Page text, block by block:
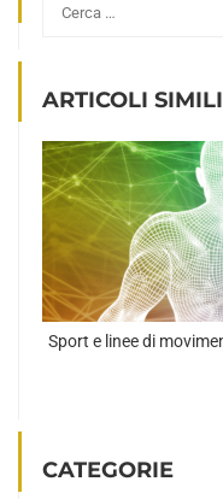
ARTICOLI SIMILI
Sport e linee di
CATEGORIE